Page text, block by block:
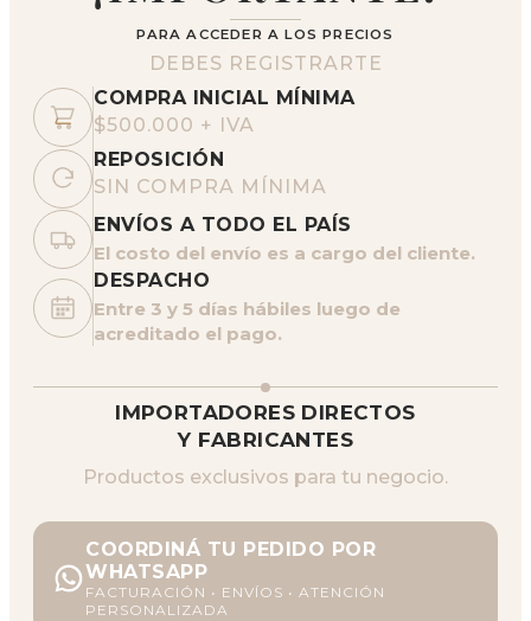
PARA ACCEDER A LOS PRECIOS
DEBES REGISTRARTE
COMPRA INICIAL MÍNIMA
$500.000 + IVA
REPOSICIÓN
SIN COMPRA MÍNIMA
ENVÍOS A TODO EL PAÍS
El costo del envío es a cargo del cliente.
DESPACHO
Entre 3 y 5 días hábiles luego de
acreditado el pago.
IMPORTADORES DIRECTOS
Y FABRICANTES
Productos exclusivos para tu negocio.
COORDINÁ TU PEDIDO POR
WHATSAPP
FACTURACIÓN • ENVÍOS • ATENCIÓN
PERSONALIZADA